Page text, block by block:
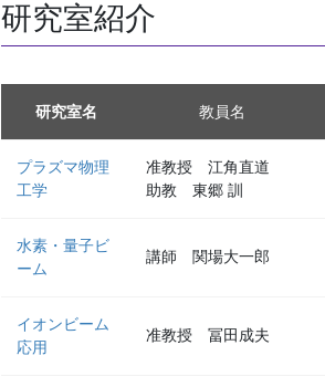
研究室紹介
研究室名 教員名
プラズマ物理
工学
准教授 江角直道
助教 東郷 訓
水素・量子ビ
ーム
講師 関場大一郎
イオンビーム
応用
准教授 冨田成夫